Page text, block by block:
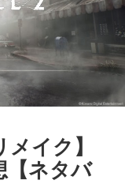
イク】
【ネタバ